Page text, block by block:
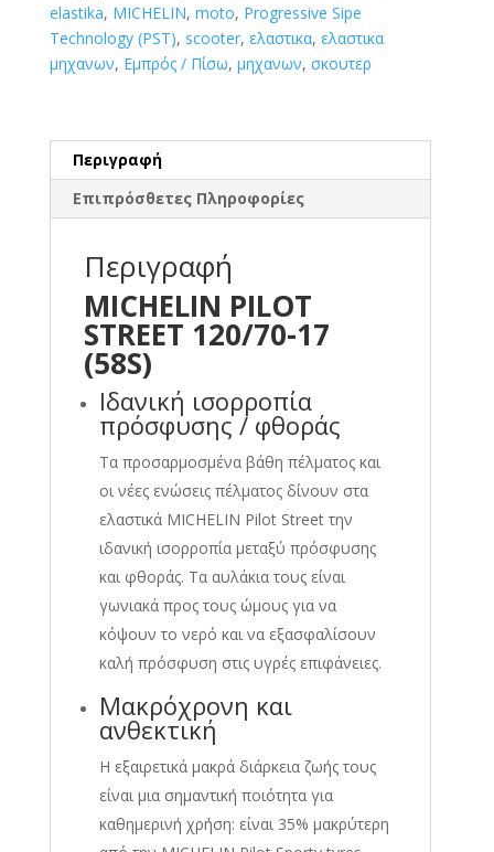
elastika, MICHELIN, moto, Progressive Sipe
Technology (PST), scooter, ελαστικα, ελαστικα
μηχανων, Εμπρός / Πίσω, μηχανων, σκουτερ
Περιγραφή
Επιπρόσθετες Πληροφορίες
Περιγραφή
MICHELIN PILOT
STREET 120/70-17
(58S)
Ιδανική ισορροπία
πρόσφυσης / φθοράς
Τα προσαρμοσμένα βάθη πέλματος και
οι νέες ενώσεις πέλματος δίνουν στα
ελαστικά MICHELIN Pilot Street την
ιδανική ισορροπία μεταξύ πρόσφυσης
και φθοράς. Τα αυλάκια τους είναι
γωνιακά προς τους ώμους για να
κόψουν το νερό και να εξασφαλίσουν
καλή πρόσφυση στις υγρές επιφάνειες.
Μακρόχρονη και
ανθεκτική
Η εξαιρετικά μακρά διάρκεια ζωής τους
είναι μια σημαντική ποιότητα για
καθημερινή χρήση: είναι 35% μακρύτερη